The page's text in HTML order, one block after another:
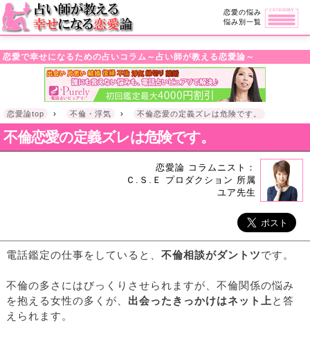
・!DOCTYPE html>l
恋愛の悩み
悩み別一覧
恋愛で幸せになるための占いコラム～占い師が教える恋愛論～
恋愛論top › 不倫・浮気 › 不倫恋愛の定義ズレは危険です。
不倫恋愛の定義ズレは危険です。
恋愛論 コラムニスト：
Ｃ.Ｓ.Ｅ プロダクション 所属
ユア先生
電話鑑定の仕事をしていると、 不倫相談がダントツです。
不倫の多さにはびっくりさせられますが、不倫関係の悩み
を抱える女性の多くが、 出会ったきっかけはネット上と答
えられます。